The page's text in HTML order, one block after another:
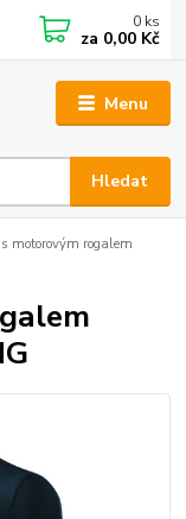
Menu
Hledat
0 ks
za 0,00 Kč
motorovým rogalem